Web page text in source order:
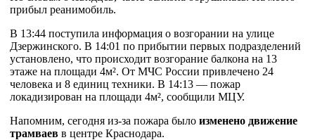
прибыл реанимобиль.
В 13:44 поступила информация о возгорании на улице
Дзержинского. В 14:01 по прибытии первых подразделений
установлено, что происходит возгорание балкона на 13
этаже на площади 4м². От МЧС России привлечено 24
человека и 8 единиц техники. В 14:13 — пожар
локадизирован на площади 4м², сообщили МЦУ.
Напомним, сегодня из-за пожара было изменено движение
трамваев в центре Краснодара.